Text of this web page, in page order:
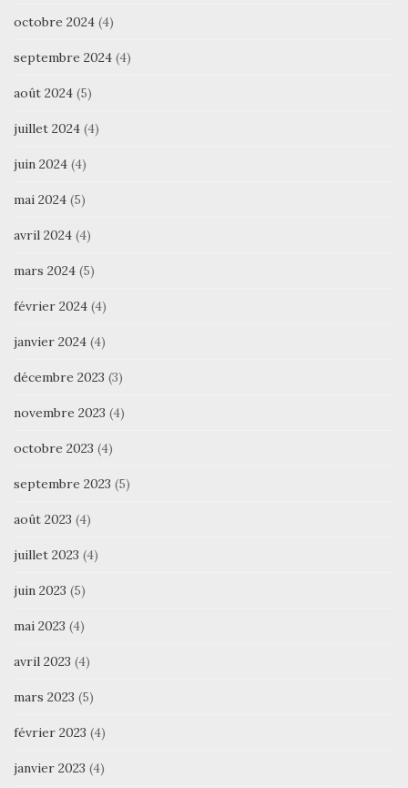
octobre 2024 (4)
septembre 2024 (4)
août 2024 (5)
juillet 2024 (4)
juin 2024 (4)
mai 2024 (5)
avril 2024 (4)
mars 2024 (5)
février 2024 (4)
janvier 2024 (4)
décembre 2023 (3)
novembre 2023 (4)
octobre 2023 (4)
septembre 2023 (5)
août 2023 (4)
juillet 2023 (4)
juin 2023 (5)
mai 2023 (4)
avril 2023 (4)
mars 2023 (5)
février 2023 (4)
janvier 2023 (4)